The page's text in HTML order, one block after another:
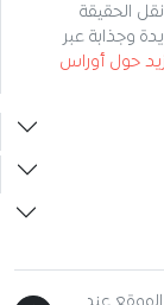
تأسست سنة 2019 تُحاول نقل الحقيقة
وجذابة عبر
حول أوراس